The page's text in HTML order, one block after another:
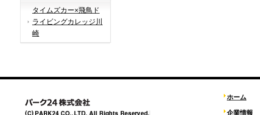
タイムズカー×飛鳥ド
ライビングカレッジ川
崎
ホーム
企業情報